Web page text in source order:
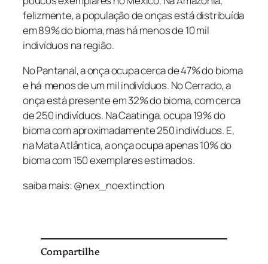
felizmente, a população de onças está distribuída
em 89% do bioma, mas há menos de 10 mil
indivíduos na região.
No Pantanal, a onça ocupa cerca de 47% do bioma
e há menos de um mil indivíduos. No Cerrado, a
onça está presente em 32% do bioma, com cerca
de 250 indivíduos. Na Caatinga, ocupa 19% do
bioma com aproximadamente 250 indivíduos. E,
na Mata Atlântica, a onça ocupa apenas 10% do
bioma com 150 exemplares estimados.
saiba mais: @nex_noextinction
Compartilhe